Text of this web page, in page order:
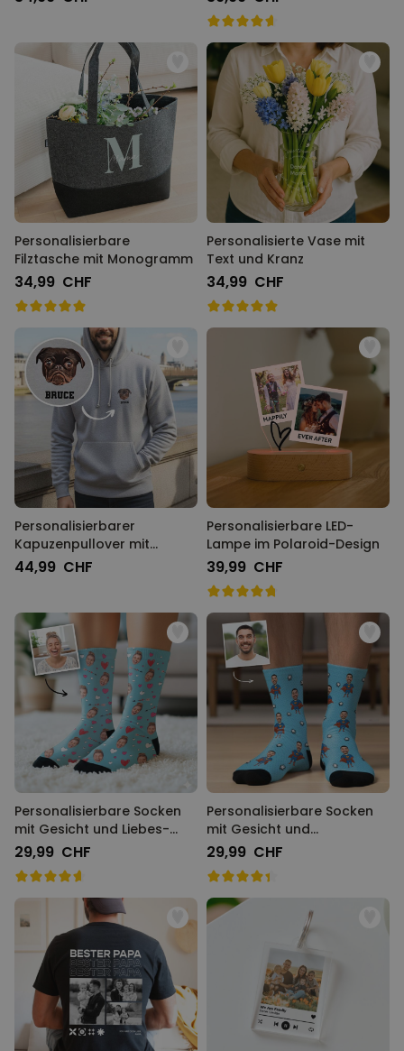
Hintergründen
Personalisierbare
Filztasche mit Monogramm
34,99 CHF
Personalisierte Vase mit
Text und Kranz
34,99 CHF
Personalisierbarer
Kapuzenpullover mit
deinem Haustier als Comic
44,99 CHF
Personalisierbare LED-
Lampe im Polaroid-Design
39,99 CHF
Personalisierbare Socken
mit Gesicht und Liebes-
Designs
29,99 CHF
Personalisierbare Socken
mit Gesicht und
Superhelden
29,99 CHF